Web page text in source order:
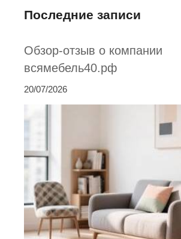
Последние записи
Обзор-отзыв о компании
всямебель40.рф
20/07/2026